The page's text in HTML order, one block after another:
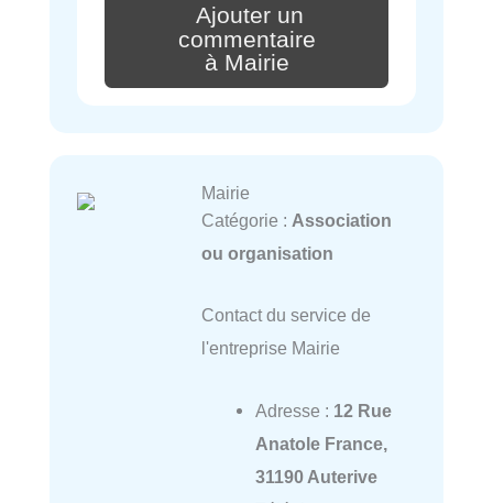
Ajouter un
commentaire
à Mairie
Mairie
Catégorie : Association
ou organisation
Contact du service de
l'entreprise Mairie
Adresse : 12 Rue
Anatole France,
31190 Auterive